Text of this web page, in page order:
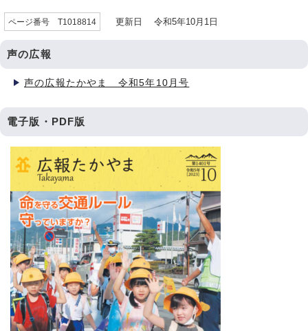
ページ番号 T1018814 更新日 令和5年10月1日
声の広報
声の広報たかやま 令和5年10月号
電子版・PDF版